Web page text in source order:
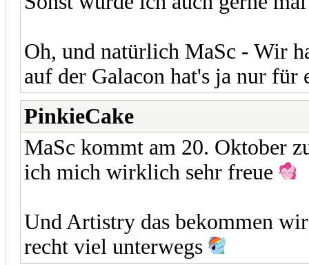
Oh, und natürlich MaSc - Wir
auf der Galacon hat's ja nur
PinkieCake
MaSc kommt am 20. Oktober
ich mich wirklich sehr freue
Und Artistry das bekommen
recht viel unterwegs